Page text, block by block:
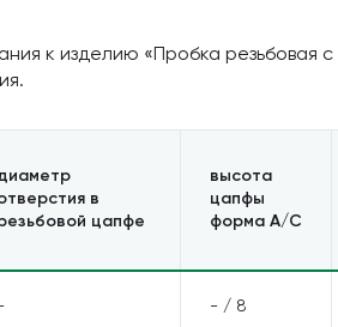
к изделию «Пробка резьбовая
в
цапфе
высота
цапфы
форма А/С
- / 8